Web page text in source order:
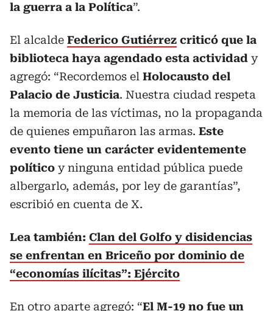
la guerra a la Política”.
El alcalde Federico Gutiérrez criticó que la
biblioteca haya agendado esta actividad y
agregó: “Recordemos el Holocausto del
Palacio de Justicia. Nuestra ciudad respeta
la memoria de las víctimas, no la propaganda
de quienes empuñaron las armas. Este
evento tiene un carácter evidentemente
político y ninguna entidad pública puede
albergarlo, además, por ley de garantías”,
escribió en cuenta de X.
Lea también: Clan del Golfo y disidencias
se enfrentan en Briceño por dominio de
“economías ilícitas”: Ejército
En otro aparte agregó: “El M-19 no fue un